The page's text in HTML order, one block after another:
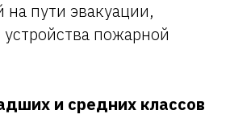
пути эвакуации,
пожарной
и средних классов